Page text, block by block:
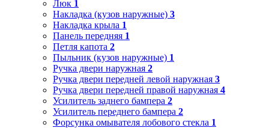
Люк 1
Накладка (кузов наружные) 3
Накладка крыла 1
Панель передняя 1
Петля капота 2
Пыльник (кузов наружные) 1
Ручка двери наружная 2
Ручка двери передней левой наружная 3
Ручка двери передней правой наружная 4
Усилитель заднего бампера 2
Усилитель переднего бампера 2
Форсунка омывателя лобового стекла 1